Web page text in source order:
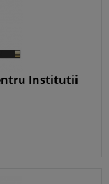
Institutii